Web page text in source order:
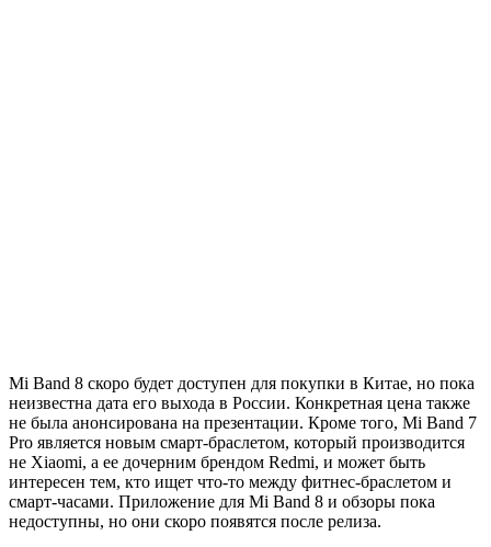
Mi Band 8 скоро будет доступен для покупки в Китае, но пока
неизвестна дата его выхода в России. Конкретная цена также
не была анонсирована на презентации. Кроме того, Mi Band 7
Pro является новым смарт-браслетом, который производится
не Xiaomi, а ее дочерним брендом Redmi, и может быть
интересен тем, кто ищет что-то между фитнес-браслетом и
смарт-часами. Приложение для Mi Band 8 и обзоры пока
недоступны, но они скоро появятся после релиза.